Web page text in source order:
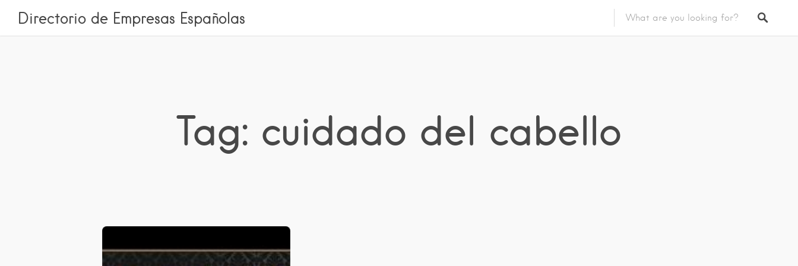
Directorio de Empresas Españolas
Tag: cuidado del cabello